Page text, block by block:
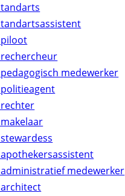
medewerker
medewerker